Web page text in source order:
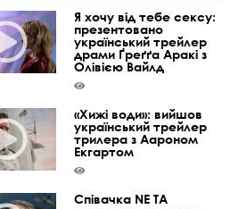
Я хочу від тебе сексу:
презентовано
український трейлер
драми Ґреґґа Аракі з
Олівією Вайлд
«Хижі води»: вийшов
український трейлер
трилера з Аароном
Екгартом
Співачка NE TA